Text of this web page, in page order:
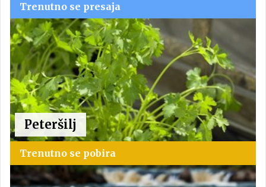
Trenutno se presaja
Peteršilj
Trenutno se pobira